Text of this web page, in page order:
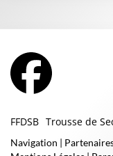
FFDSB Trousse de
Navigation |